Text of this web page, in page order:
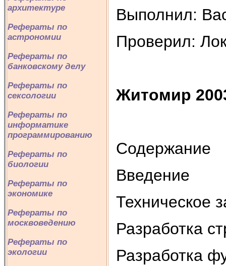
архитектуре
Рефераты по
астрономии
Рефераты по
банковскому делу
Рефераты по
сексологии
Рефераты по
информатике
программированию
Рефераты по
биологии
Рефераты по
экономике
Рефераты по
москвоведению
Рефераты по
экологии
Выполнил:
Проверил:
Житомир
Содержание
Введение
Техническое
Разработка
Разработка